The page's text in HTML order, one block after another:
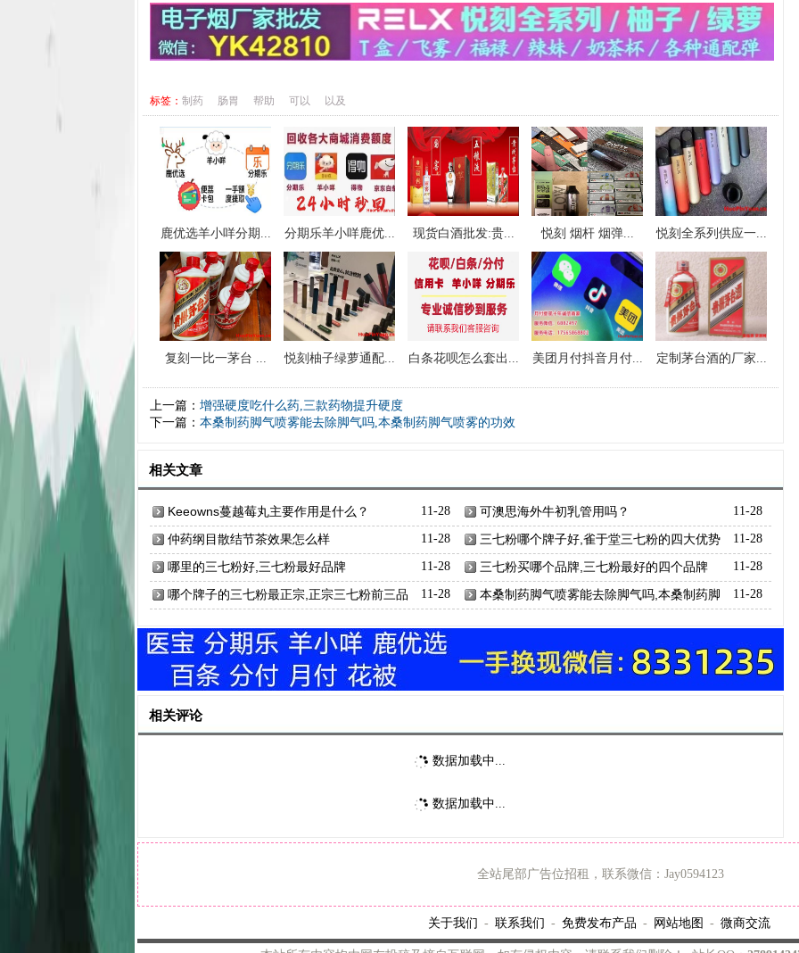
标签： 制药 肠胃 帮助 可以 以及
鹿优选羊小咩分期... 分期乐羊小咩鹿优... 现货白酒批发:贵... 悦刻 烟杆 烟弹... 悦刻全系列供应一...
复刻一比一茅台 ... 悦刻柚子绿萝通配... 白条花呗怎么套出... 美团月付抖音月付... 定制茅台酒的厂家...
上一篇： 增强硬度吃什么药,三款药物提升硬度
下一篇： 本桑制药脚气喷雾能去除脚气吗,本桑制药脚气喷雾的功效
相关文章
11-28
Keeowns蔓越莓丸主要作用是什么？ 11-28
可澳思海外牛初乳管用吗？
11-28
仲药纲目散结节茶效果怎么样 11-28
三七粉哪个牌子好,雀于堂三七粉的四大优势
11-28
哪里的三七粉好,三七粉最好品牌 11-28
三七粉买哪个品牌,三七粉最好的四个品牌
11-28
哪个牌子的三七粉最正宗,正宗三七粉前三品 11-28
本桑制药脚气喷雾能去除脚气吗,本桑制药脚
相关评论
数据加载中...
数据加载中...
全站尾部广告位招租，联系微信：Jay0594123
关于我们 - 联系我们 - 免费发布产品 - 网站地图 - 微商交流